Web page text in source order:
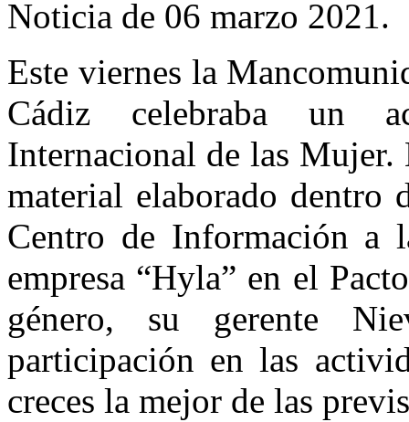
Noticia de 06 marzo 2021.
Este viernes la
Cádiz celebraba un
Internacional de las Mujer.
material elaborado dentro
Centro de Información a
empresa “Hyla” en el
género, su gerente
participación en las
creces la mejor de las